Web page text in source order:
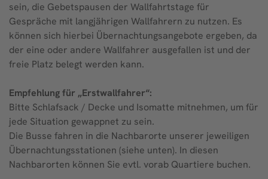
sein, die Gebetspausen der Wallfahrtstage für
Gespräche mit langjährigen Wallfahrern zu nutzen. Es
können sich hierbei Übernachtungsangebote ergeben, da
der eine oder andere Wallfahrer ausgefallen ist und der
freie Platz belegt werden kann.
Empfehlung für „Erstwallfahrer“:
Bitte Schlafsack / Decke und Isomatte mitnehmen, um für
jede Situation gewappnet zu sein.
Die Busse fahren in die Nachbarorte unserer jeweiligen
Übernachtungsstationen (siehe unten). In diesen
Nachbarorten können Sie evtl. vorab Quartiere buchen.